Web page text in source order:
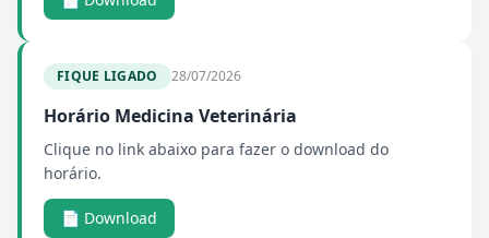
FIQUE LIGADO 28/07/2026
Horário Medicina Veterinária
Clique no link abaixo para fazer o download do
horário.
📄 Download